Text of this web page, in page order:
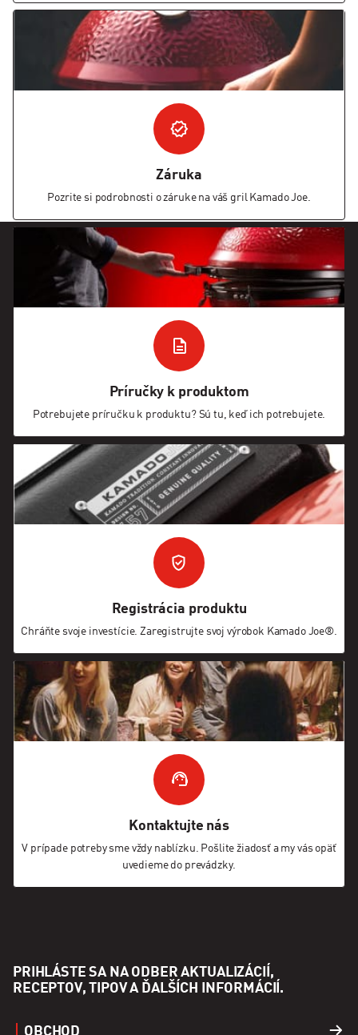
Záruka
Pozrite si podrobnosti o záruke na váš gril Kamado Joe.
Príručky k produktom
Potrebujete príručku k produktu? Sú tu, keď ich potrebujete.
Registrácia produktu
Chráňte svoje investície. Zaregistrujte svoj výrobok Kamado Joe®.
Kontaktujte nás
V prípade potreby sme vždy nablízku. Pošlite žiadosť a my vás opäť
uvedieme do prevádzky.
PRIHLÁSTE SA NA ODBER AKTUALIZÁCIÍ,
RECEPTOV, TIPOV A ĎALŠÍCH INFORMÁCIÍ.
OBCHOD